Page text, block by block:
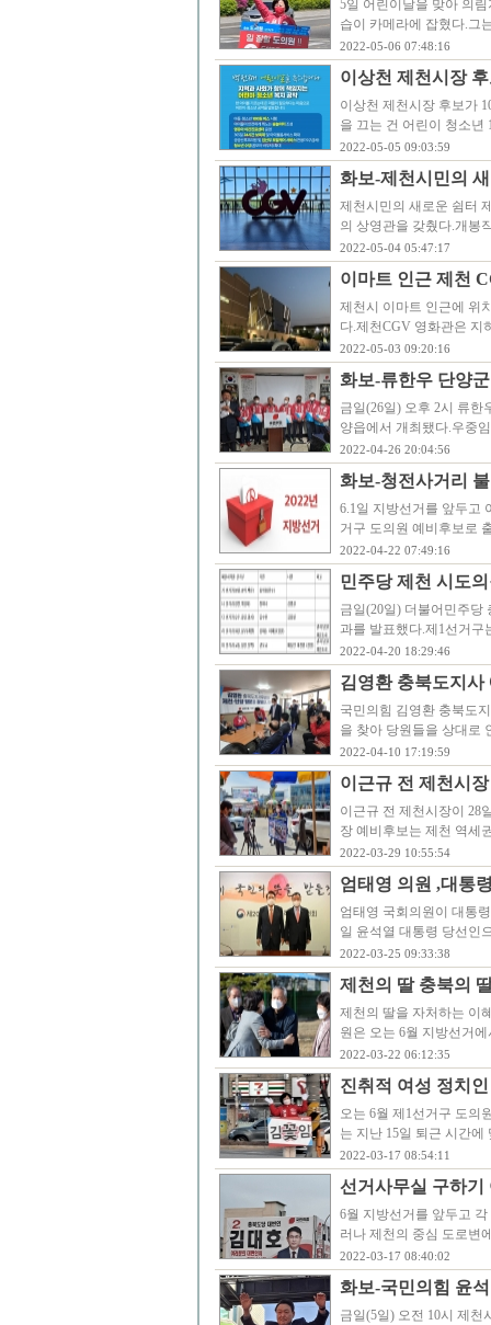
5일 어린이날을 맞아 의
습이 카메라에 잡혔다.그
2022-05-06 07:48:16
이상천 제천시장
이상천 제천시장 후보가
을 끄는 건 어린이 청소년
2022-05-05 09:03:59
화보-제천시민의
제천시민의 새로운 쉼터
의 상영관을 갖췄다.개봉
2022-05-04 05:47:17
이마트 인근 제천
제천시 이마트 인근에 위
다.제천CGV 영화관은 지
2022-05-03 09:20:16
화보-류한우 단양
금일(26일) 오후 2시 류
양읍에서 개최됐다.우중
2022-04-26 20:04:56
화보-청전사거리
6.1일 지방선거를 앞두고
거구 도의원 예비후보로
2022-04-22 07:49:16
민주당 제천 시도
금일(20일) 더불어민주당
과를 발표했다.제1선거
2022-04-20 18:29:46
김영환 충북도지
국민의힘 김영환 충북도
을 찾아 당원들을 상대로
2022-04-10 17:19:59
이근규 전 제천시
이근규 전 제천시장이 28
장 예비후보는 제천 역세
2022-03-29 10:55:54
엄태영 의원 ,대통
엄태영 국회의원이 대통
일 윤석열 대통령 당선인
2022-03-25 09:33:38
제천의 딸 충북의
제천의 딸을 자처하는 이
원은 오는 6월 지방선거
2022-03-22 06:12:35
진취적 여성 정치
오는 6월 제1선거구 도의
는 지난 15일 퇴근 시간
2022-03-17 08:54:11
선거사무실 구하
6월 지방선거를 앞두고
러나 제천의 중심 도로변
2022-03-17 08:40:02
화보-국민의힘 윤
금일(5일) 오전 10시 제